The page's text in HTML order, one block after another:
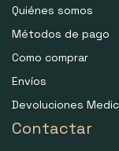
Quiénes somos
Métodos de pago
Como comprar
Envíos
Devoluciones
Contactar